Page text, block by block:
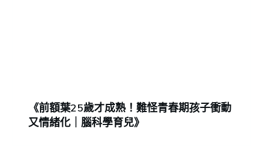
《前額葉25歲才成熟！難怪青春期孩子衝動
又情緒化｜腦科學育兒》